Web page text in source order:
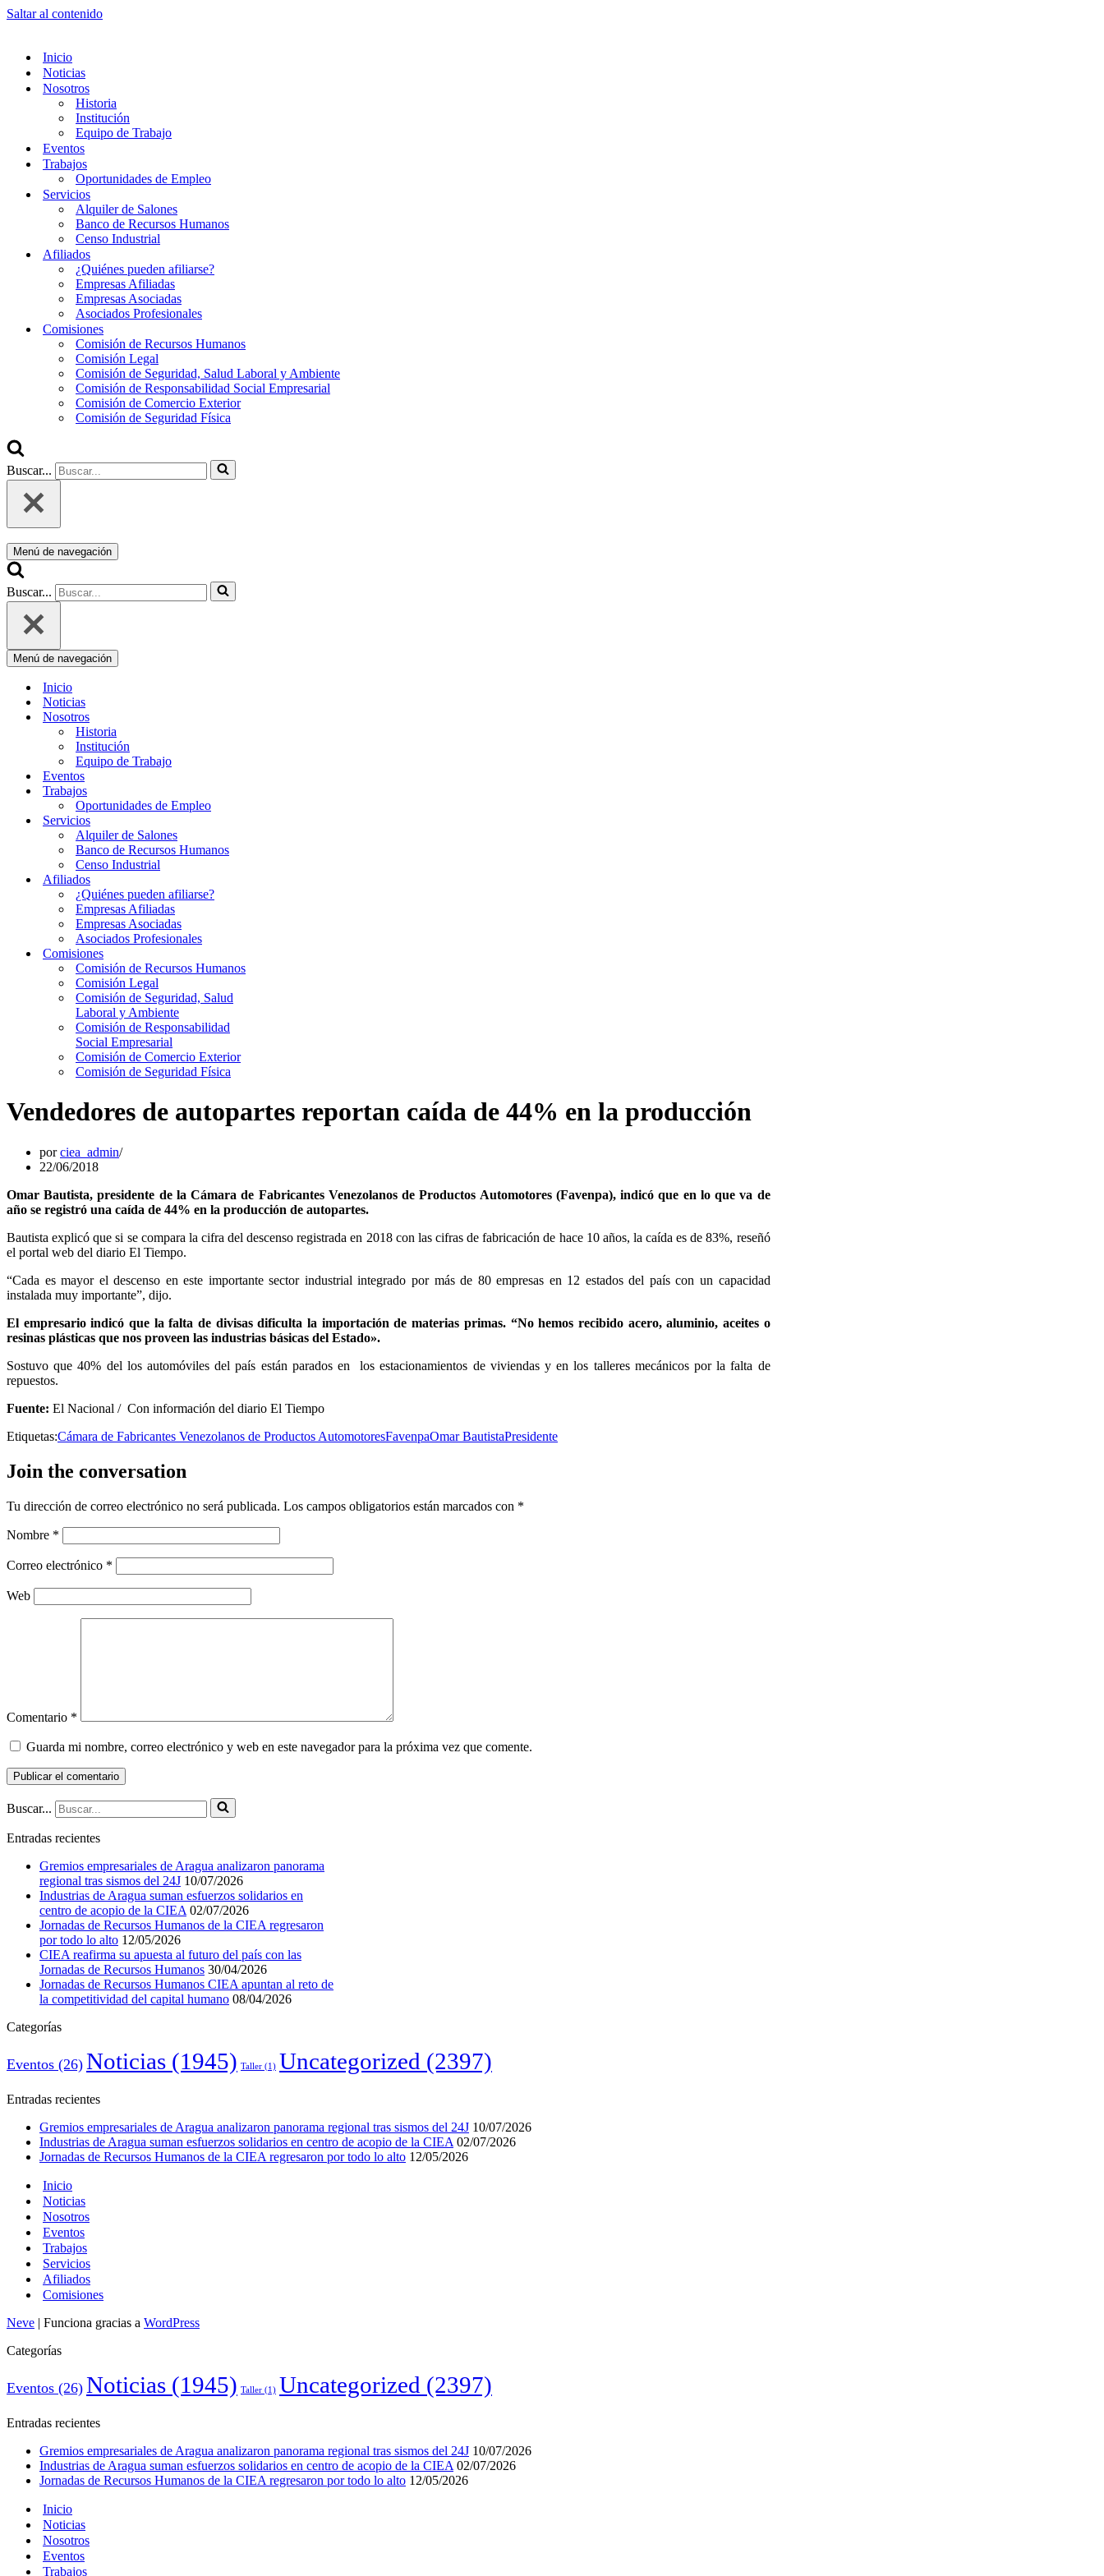
Saltar al contenido
Inicio
Noticias
Nosotros
Historia
Institución
Equipo de Trabajo
Eventos
Trabajos
Oportunidades de Empleo
Servicios
Alquiler de Salones
Banco de Recursos Humanos
Censo Industrial
Afiliados
¿Quiénes pueden afiliarse?
Empresas Afiliadas
Empresas Asociadas
Asociados Profesionales
Comisiones
Comisión de Recursos Humanos
Comisión Legal
Comisión de Seguridad, Salud Laboral y Ambiente
Comisión de Responsabilidad Social Empresarial
Comisión de Comercio Exterior
Comisión de Seguridad Física
Buscar...
Menú de navegación
Buscar...
Menú de navegación
Inicio
Noticias
Nosotros
Historia
Institución
Equipo de Trabajo
Eventos
Trabajos
Oportunidades de Empleo
Servicios
Alquiler de Salones
Banco de Recursos Humanos
Censo Industrial
Afiliados
¿Quiénes pueden afiliarse?
Empresas Afiliadas
Empresas Asociadas
Asociados Profesionales
Comisiones
Comisión de Recursos Humanos
Comisión Legal
Comisión de Seguridad, Salud
Laboral y Ambiente
Comisión de Responsabilidad
Social Empresarial
Comisión de Comercio Exterior
Comisión de Seguridad Física
Vendedores de autopartes reportan caída de 44% en la producción
porciea_admin
22/06/2018
Omar Bautista, presidente de la Cámara de Fabricantes Venezolanos de Productos Automotores (Favenpa), indicó que en lo que va de
año se registró una caída de 44% en la producción de autopartes.
Bautista explicó que si se compara la cifra del descenso registrada en 2018 con las cifras de fabricación de hace 10 años, la caída es de 83%, reseñó
el portal web del diario El Tiempo.
“Cada es mayor el descenso en este importante sector industrial integrado por más de 80 empresas en 12 estados del país con un capacidad
instalada muy importante”, dijo.
El empresario indicó que la falta de divisas dificulta la importación de materias primas. “No hemos recibido acero, aluminio, aceites o
resinas plásticas que nos proveen las industrias básicas del Estado».
Sostuvo que 40% del los automóviles del país están parados en los estacionamientos de viviendas y en los talleres mecánicos por la falta de
repuestos.
Fuente: El Nacional / Con información del diario El Tiempo
Etiquetas:Cámara de Fabricantes Venezolanos de Productos AutomotoresFavenpaOmar BautistaPresidente
Join the conversation
Tu dirección de correo electrónico no será publicada. Los campos obligatorios están marcados con *
Nombre *
Correo electrónico *
Web
Comentario *
Guarda mi nombre, correo electrónico y web en este navegador para la próxima vez que comente.
Buscar...
Entradas recientes
Gremios empresariales de Aragua analizaron panorama
regional tras sismos del 24J 10/07/2026
Industrias de Aragua suman esfuerzos solidarios en
centro de acopio de la CIEA 02/07/2026
Jornadas de Recursos Humanos de la CIEA regresaron
por todo lo alto 12/05/2026
CIEA reafirma su apuesta al futuro del país con las
Jornadas de Recursos Humanos 30/04/2026
Jornadas de Recursos Humanos CIEA apuntan al reto de
la competitividad del capital humano 08/04/2026
Categorías
Eventos (26) Noticias (1945) Taller (1) Uncategorized (2397)
Entradas recientes
Gremios empresariales de Aragua analizaron panorama regional tras sismos del 24J 10/07/2026
Industrias de Aragua suman esfuerzos solidarios en centro de acopio de la CIEA 02/07/2026
Jornadas de Recursos Humanos de la CIEA regresaron por todo lo alto 12/05/2026
Inicio
Noticias
Nosotros
Eventos
Trabajos
Servicios
Afiliados
Comisiones
Neve | Funciona gracias a WordPress
Categorías
Eventos (26) Noticias (1945) Taller (1) Uncategorized (2397)
Entradas recientes
Gremios empresariales de Aragua analizaron panorama regional tras sismos del 24J 10/07/2026
Industrias de Aragua suman esfuerzos solidarios en centro de acopio de la CIEA 02/07/2026
Jornadas de Recursos Humanos de la CIEA regresaron por todo lo alto 12/05/2026
Inicio
Noticias
Nosotros
Eventos
Trabajos